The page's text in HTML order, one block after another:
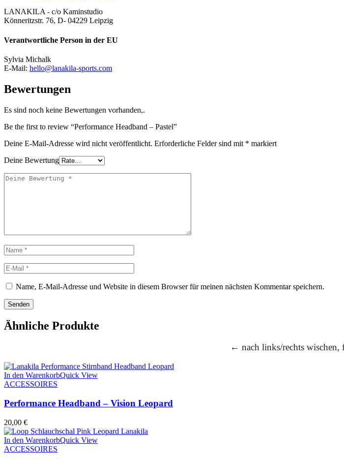
LANAKILA - c/o Kaminstudio
Könneritzstr. 76, D- 04229 Leipzig
Verantwortliche Person in der EU
Sylvia Michalk
E-Mail: hello@lanakila-sports.com
Bewertungen
Es sind noch keine Bewertungen vorhanden,.
Be the first to review “Performance Headband – Pastel”
Deine E-Mail-Adresse wird nicht veröffentlicht. Erforderliche Felder sind mit * markiert
Deine Bewertung
Name, E-Mail-Adresse und Website in diesem Browser für meinen nächsten Kommentar speichern.
Ähnliche Produkte
← nach links/rechts
In den WarenkorbQuick View
ACCESSOIRES
Performance Headband – Vision Leopard
20,00 €
In den WarenkorbQuick View
ACCESSOIRES